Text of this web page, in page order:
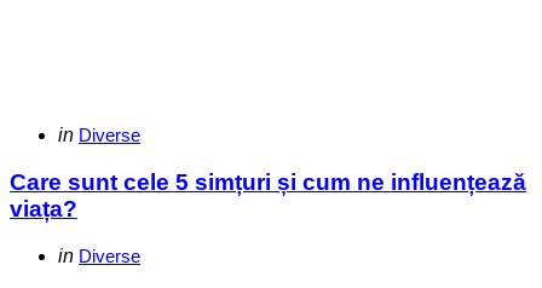
Categories
Posted
in Diverse
Care sunt cele 5 simțuri și cum ne influențează
viața?
Categories
Posted
in Diverse